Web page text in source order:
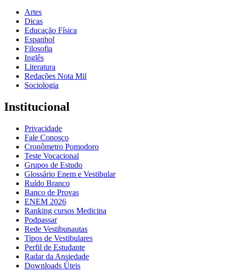
Artes
Dicas
Educação Física
Espanhol
Filosofia
Inglês
Literatura
Redações Nota Mil
Sociologia
Institucional
Privacidade
Fale Conosco
Cronômetro Pomodoro
Teste Vocacional
Grupos de Estudo
Glossário Enem e Vestibular
Ruído Branco
Banco de Provas
ENEM 2026
Ranking cursos Medicina
Podpassar
Rede Vestibunautas
Tipos de Vestibulares
Perfil de Estudante
Radar da Ansiedade
Downloads Úteis